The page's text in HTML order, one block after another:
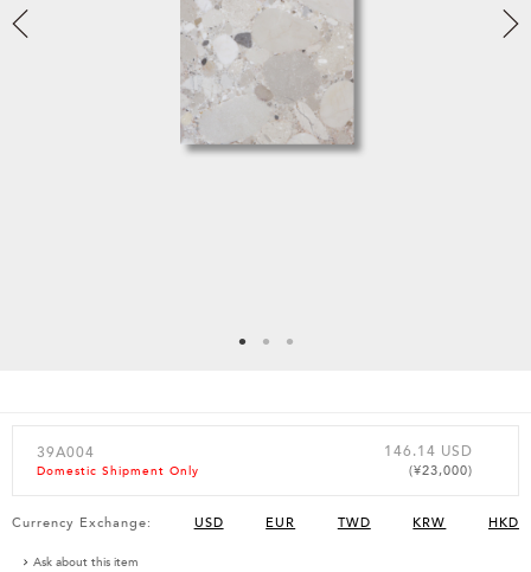
39A004
Domestic Shipment Only
146.14 USD
(¥23,000)
Currency Exchange: USD EUR TWD KRW HKD
Ask about this item